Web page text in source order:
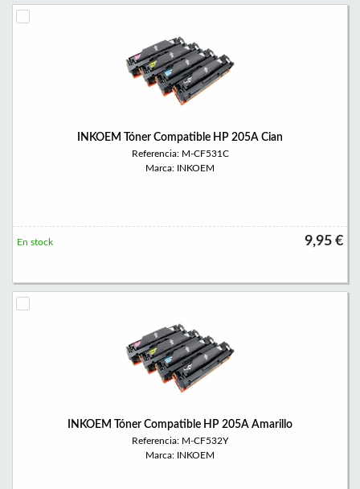
INKOEM Tóner Compatible HP 205A Cian
Referencia: M-CF531C
Marca: INKOEM
9,95 €
En stock
INKOEM Tóner Compatible HP 205A Amarillo
Referencia: M-CF532Y
Marca: INKOEM